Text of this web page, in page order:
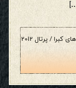
کبرا / پرتال 2012